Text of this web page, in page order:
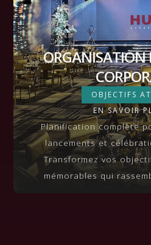
ORGANISATION
ORGANISATION
OBJECTIFS
EN SAVOIR
VIEW MORE
Planification complète
lancements et
Transformez vos
mémorables qui